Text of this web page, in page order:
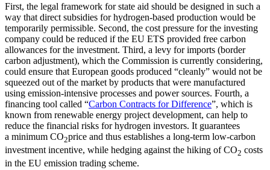
First, the legal framework for state aid should be designed in such a
way that direct subsidies for hydrogen-based produc­tion would be
temporarily permissible. Second, the cost pressure for the investing
company could be reduced if the EU ETS provided free carbon
allowances for the investment. Third, a levy for imports (bor­der
carbon adjustment), which the Com­mission is currently considering,
could en­sure that European goods produced “cleanly” would not be
squeezed out of the market by products that were manufactured
using emission-intensive processes and power sources. Fourth, a
financing tool called “Carbon Contracts for Difference”, which is
known from renewable energy project de­velopment, can help to
reduce the financial risks for hydrogen investors. It guarantees
a minimum CO2price and thus establishes a long-term low-carbon
investment incentive, while hedging against the hiking of CO2 costs
in the EU emission trading scheme.